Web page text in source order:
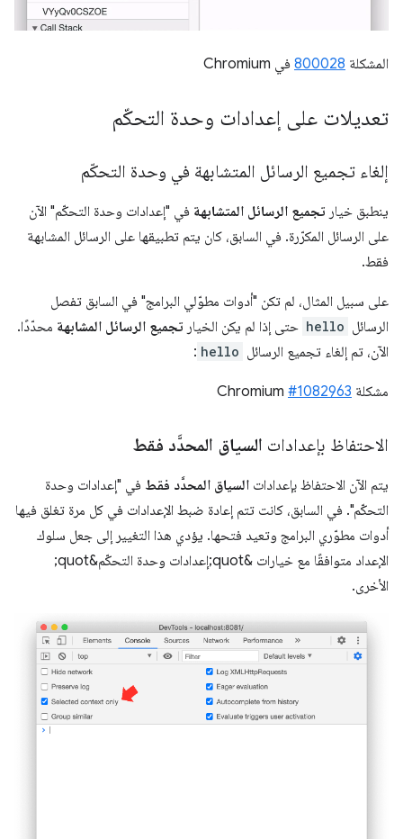
المشكلة 800028 في Chromium
تعديلات على إعدادات وحدة التحكّم
إلغاء تجميع الرسائل المتشابهة في وحدة التحكّم
ينطبق خيار تجميع الرسائل المتشابهة في "إعدادات وحدة التحكّم" الآن
على الرسائل المكرّرة. في السابق، كان يتم تطبيقها على الرسائل المشابهة
فقط.
على سبيل المثال، لم تكن "أدوات مطوّلي البرامج" في السابق تفصل
الرسائل hello حتى إذا لم يكن الخيار تجميع الرسائل المشابهة محدّدًا.
الآن، تم إلغاء تجميع الرسائل hello
:
مشكلة Chromium #1082963
الاحتفاظ بإعدادات السياق المحدَّد فقط
يتم الآن الاحتفاظ بإعدادات السياق المحدَّد فقط في "إعدادات وحدة
التحكّم". في السابق، كانت تتم إعادة ضبط الإعدادات في كل مرة تغلق فيها
أدوات مطوّري البرامج وتعيد فتحها. يؤدي هذا التغيير إلى جعل سلوك
الإعداد متوافقًا مع خيارات &quot;إعدادات وحدة التحكّم&quot;
الأخرى.